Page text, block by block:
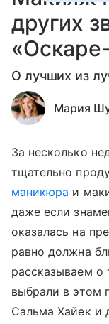
других
О лучших из
Мария
За несколько
тщательно
маникюра и
даже если
оказалась на
равно должна
рассказываем
выбрали в этом
Сальма Хайек и